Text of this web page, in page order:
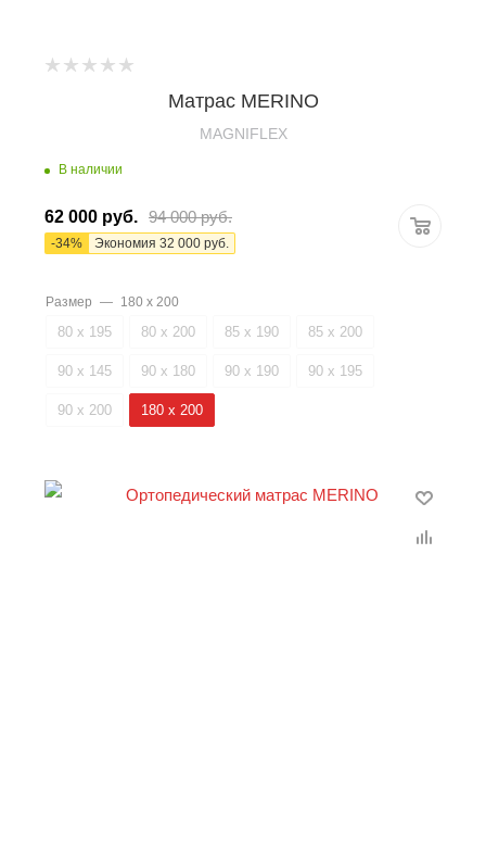
Матрас MERINO
MAGNIFLEX
В наличии
62 000 руб. 94 000руб.
-34% Экономия 32 000 руб.
Размер — 180 х 200
80 х 195 80 х 200 85 х 190 85 х 200
90 х 145 90 х 180 90 х 190 90 х 195
90 х 200 180 х 200